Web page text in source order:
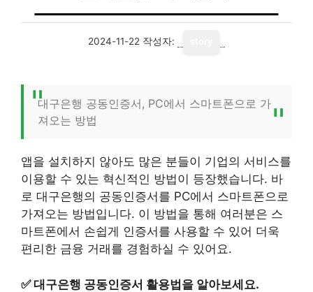
2024-11-22 작성자:
대구은행 공동인증서, PC에서 스마트폰으로 가
져오는 방법
앱을 설치하지 않아도 많은 분들이 기업의 서비스를
이용할 수 있는 혁신적인 방법이 등장했습니다. 바
로 대구은행의 공동인증서를 PC에서 스마트폰으로
가져오는 방법입니다. 이 방법을 통해 여러분은 스
마트폰에서 손쉽게 인증서를 사용할 수 있어 더욱
편리한 금융 거래를 경험하실 수 있어요.
✅대구은행 공동인증서 활용법을 알아보세요.